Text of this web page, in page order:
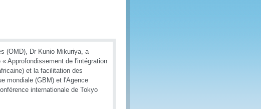
(OMD), Dr Kunio Mikuriya, a
Approfondissement de l'intégration
et la facilitation des
mondiale (GBM) et l'Agence
internationale de Tokyo